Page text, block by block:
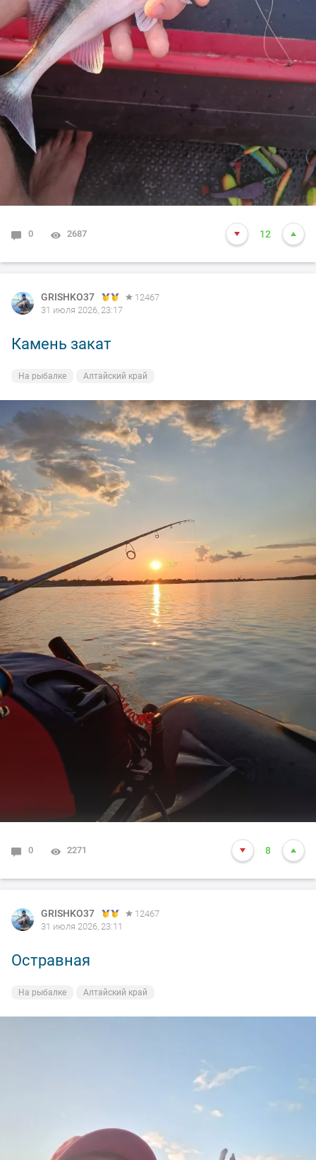
0 2687 12
GRISHKO37
12467
31 июля 2026, 23:17
Камень закат
На рыбалке Алтайский край
0 2271 8
GRISHKO37
12467
31 июля 2026, 23:11
Остравная
На рыбалке Алтайский край